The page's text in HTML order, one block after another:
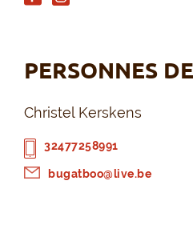
PERSONNES
Christel Kerskens
32477258991
bugatboo@live.be